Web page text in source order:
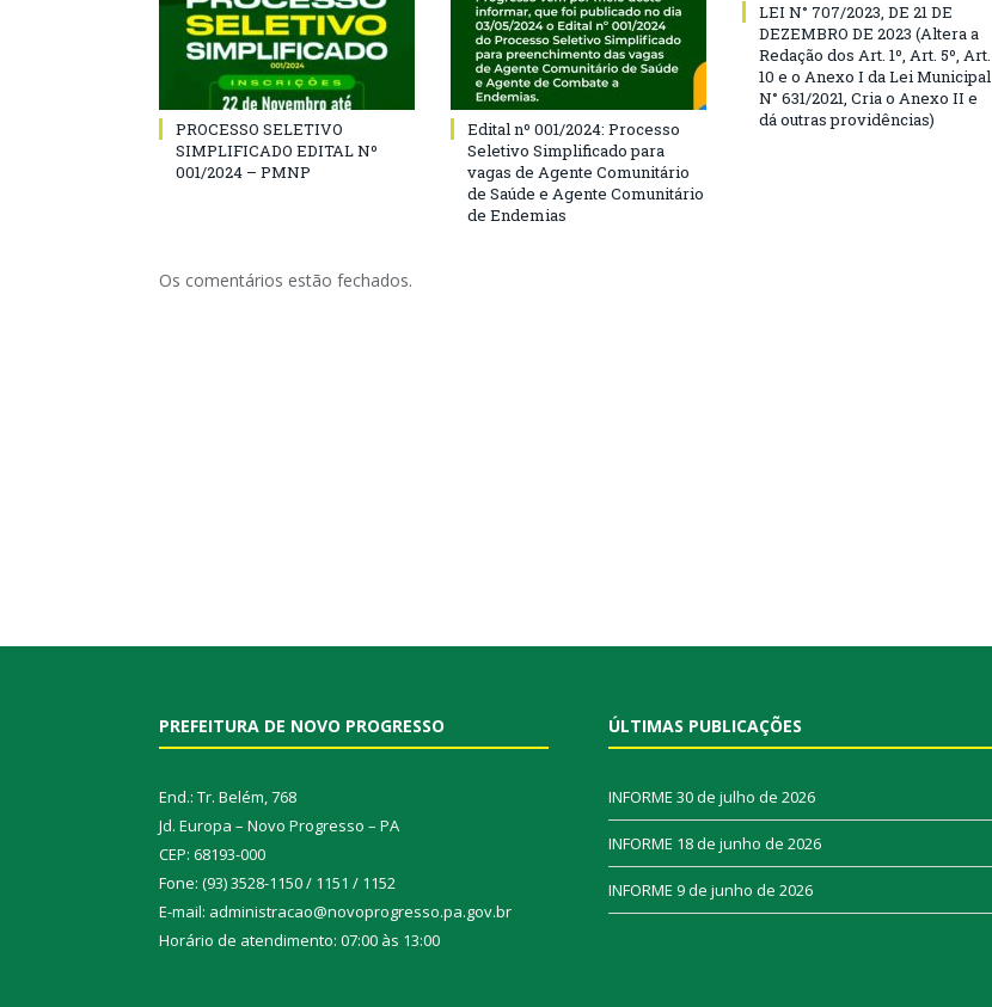
PROCESSO SELETIVO
SIMPLIFICADO EDITAL Nº
001/2024 – PMNP
Edital nº 001/2024: Processo
Seletivo Simplificado para
vagas de Agente Comunitário
de Saúde e Agente Comunitário
de Endemias
LEI N° 707/2023, DE 21 DE
DEZEMBRO DE 2023 (Altera a
Redação dos Art. 1º, Art. 5º, Art.
10 e o Anexo I da Lei Municipal
N° 631/2021, Cria o Anexo II e
dá outras providências)
Os comentários estão fechados.
PREFEITURA DE NOVO PROGRESSO
End.: Tr. Belém, 768
Jd. Europa – Novo Progresso – PA
CEP: 68193-000
Fone: (93) 3528-1150 / 1151 / 1152
E-mail: administracao@novoprogresso.pa.gov.br
Horário de atendimento: 07:00 às 13:00
ÚLTIMAS PUBLICAÇÕES
INFORME 30 de julho de 2026
INFORME 18 de junho de 2026
INFORME 9 de junho de 2026